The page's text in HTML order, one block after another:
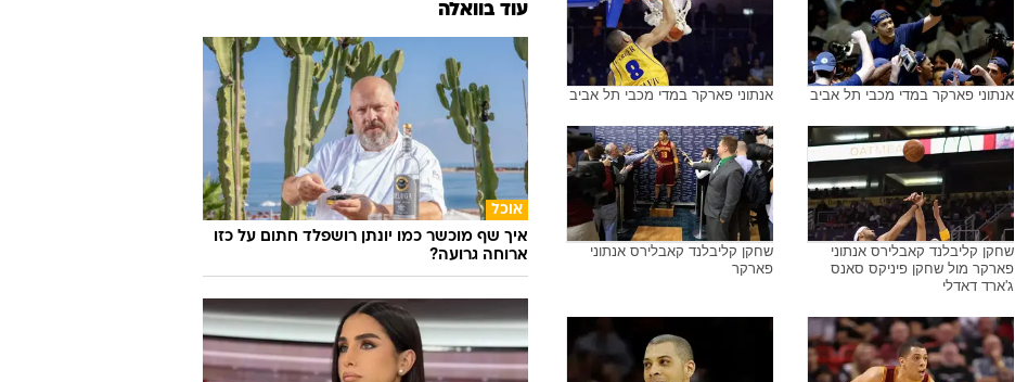
אנתוני פארקר במדי מכבי תל אביב אנתוני פארקר במדי מכבי תל אביב
שחקן קליבלנד קאבלירס אנתוני
פארקר מול שחקן פיניקס סאנס
ג'ארד דאדלי
שחקן קליבלנד קאבלירס אנתוני
פארקר
עוד בוואלה
אוכל
איך שף מוכשר כמו יונתן רושפלד חתום על כזו
ארוחה גרועה?